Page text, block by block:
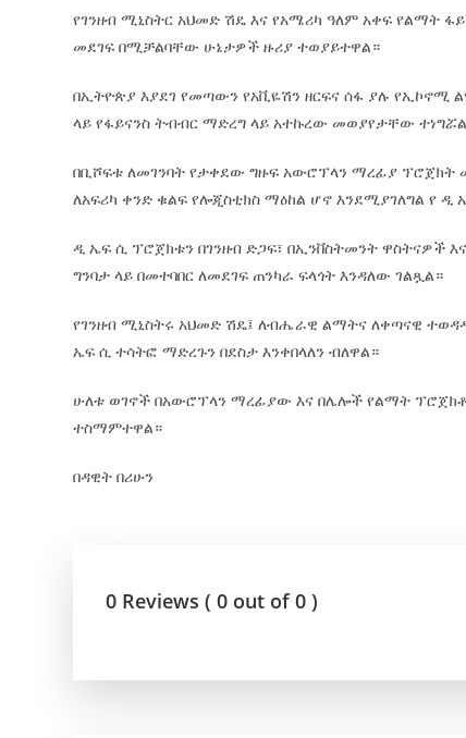
የገንዘብ ሚኒስትር አህመድ ሽዴ እና የአሜሪካ ዓለም አቀፍ የልማት
መደገፍ በሚቻልባቸው ሁኔታዎች ዙሪያ ተወያይተዋል።
በኢትዮጵያ እያደገ የመጣውን የአቪዬሽን ዘርፍና ሰፋ ያሉ የኢኮኖሚ
ላይ የፋይናንስ ትብብር ማድረግ ላይ አተኩረው መወያየታቸው
በቢሾፍቱ ለመገንባት የታቀደው ግዙፍ አውሮፕላን ማረፊያ ፕሮጀክት
ለአፍሪካ ቀንድ ቁልፍ የሎጂስቲክስ ማዕከል ሆኖ እንደሚያገለግል የ ዲ
ዲ ኤፍ ሲ ፕሮጀክቱን በገንዘብ ድጋፍ፣ በኢንቨስትመንት ዋስትናዎች
ግንባታ ላይ በመተባበር ለመደገፍ ጠንካራ ፍላጎት እንዳለው ገልጿል።
የገንዘብ ሚኒስትሩ አህመድ ሽዴ፤ ለብሔራዊ ልማትና ለቀጣናዊ
ኤፍ ሲ ተሳትፎ ማድረጉን በደስታ እንቀበላለን ብለዋል።
ሁለቱ ወገኖች በአውሮፕላን ማረፊያው እና በሌሎች የልማት
ተስማምተዋል።
በዳዊት በሪሁን
0 Reviews ( 0 out of 0 )